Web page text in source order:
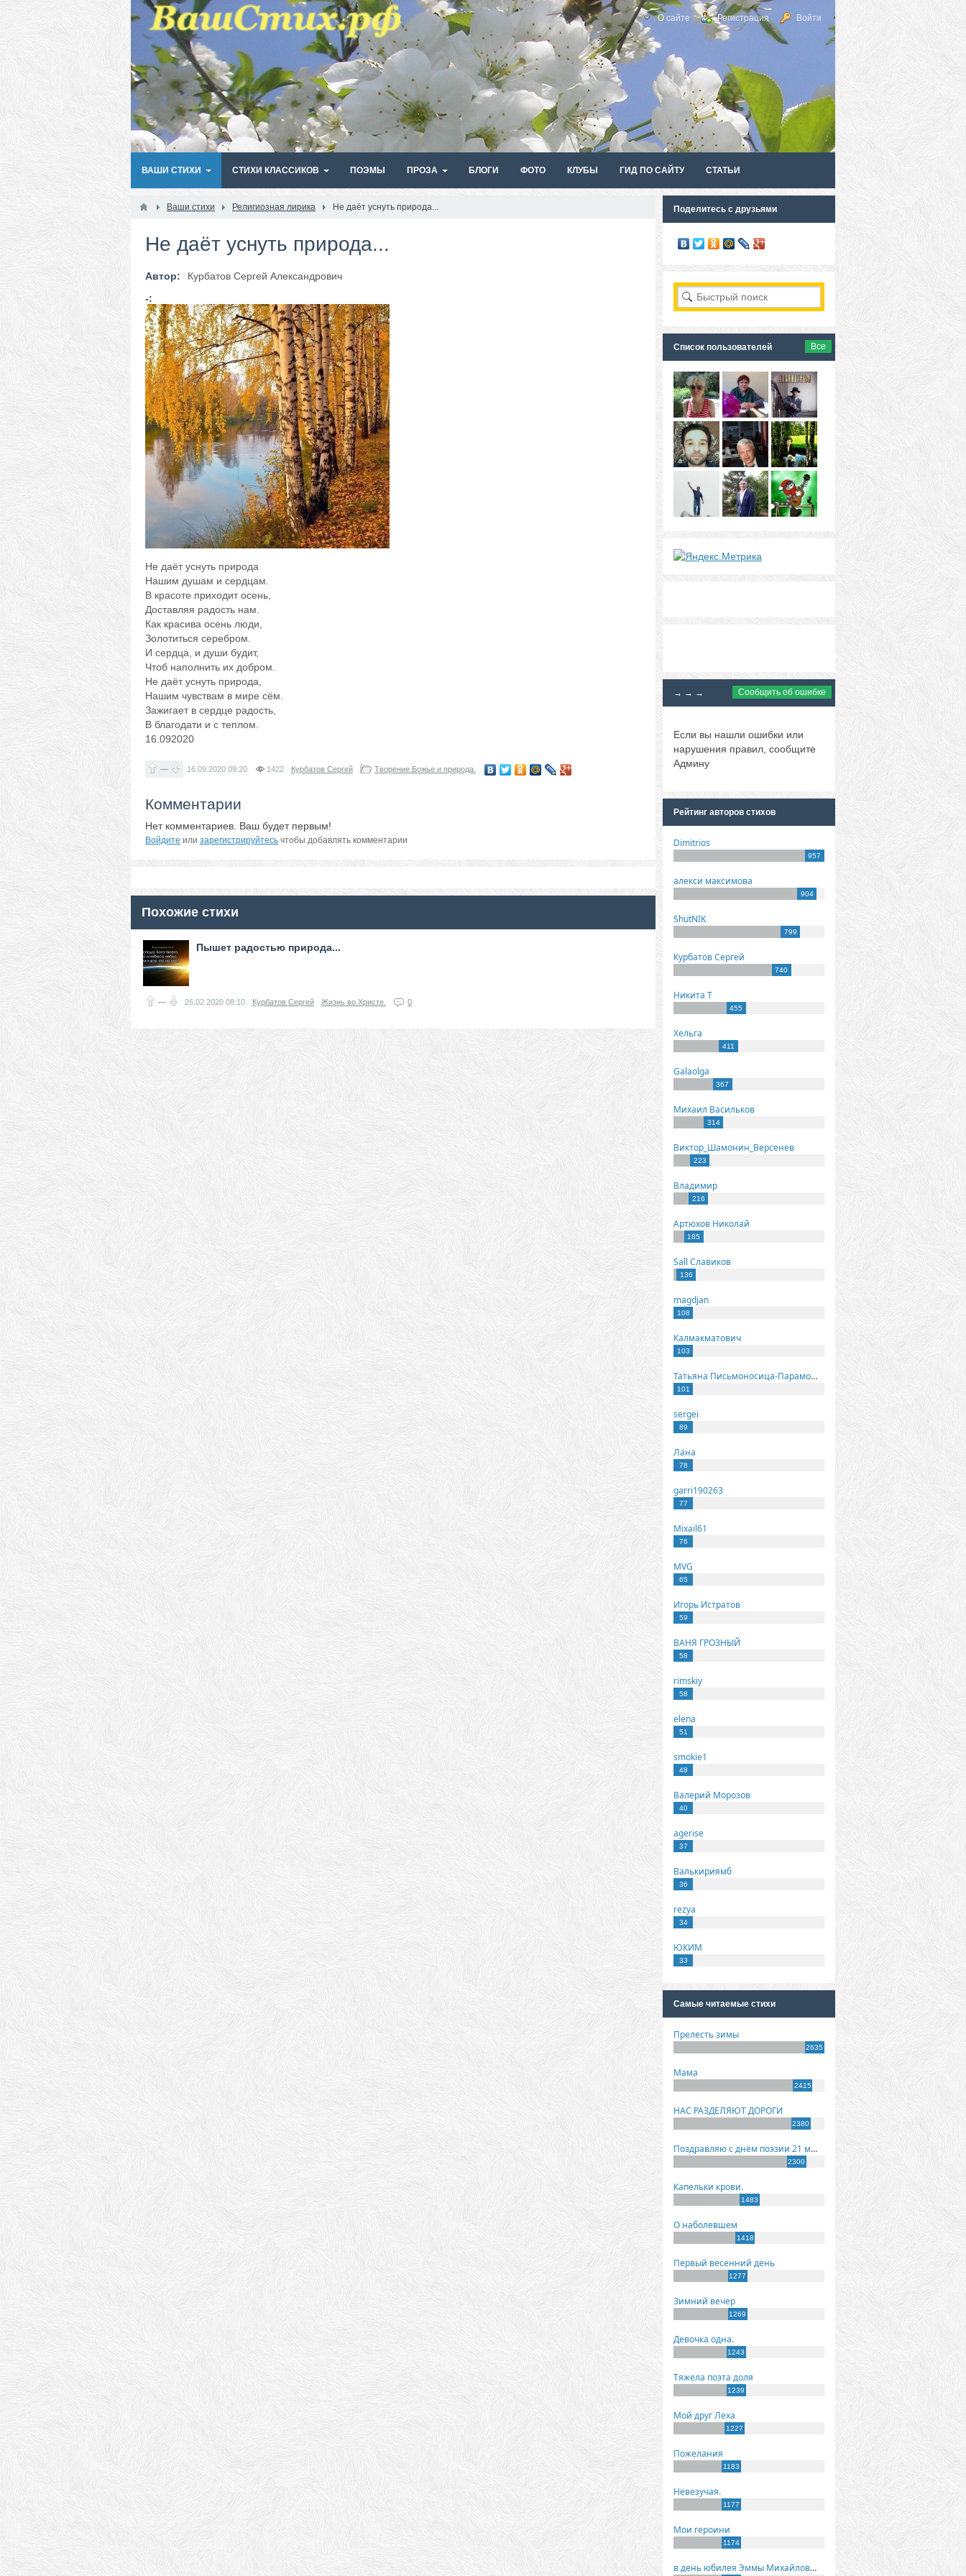
О сайте Регистрация Войти
ВАШИ СТИХИ СТИХИ КЛАССИКОВ ПОЭМЫ ПРОЗА БЛОГИ ФОТО КЛУБЫ ГИД ПО САЙТУ СТАТЬИ
Ваши стихи Религиозная лирика Не даёт уснуть природа...
Не даёт уснуть природа...
Автор:
Курбатов Сергей Александрович
-:
Не даёт уснуть природа
Нашим душам и сердцам.
В красоте приходит осень,
Доставляя радость нам.
Как красива осень люди,
Золотиться серебром.
И сердца, и души будит,
Чтоб наполнить их добром.
Не даёт уснуть природа,
Нашим чувствам в мире сём.
Зажигает в сердце радость,
В благодати и с теплом.
16.092020
— 16.09.2020 09:20 1422 Курбатов Сергей Творение Божье и природа.
Комментарии
Нет комментариев. Ваш будет первым!
Войдите или зарегистрируйтесь чтобы добавлять комментарии
Похожие стихи
Пышет радостью природа...
— 26.02.2020 08:10 Курбатов Сергей Жизнь во Христе. 0
Поделитесь с друзьями
Список пользователей Все
→ → → Сообщить об ошибке
Если вы нашли ошибки или
нарушения правил, сообщите
Админу
Рейтинг авторов стихов
Dimitrios
957
алекси максимова
904
ShutNIK
799
Курбатов Сергей
740
Никита Т
455
Хельга
411
Galaolga
367
Михаил Васильков
314
Виктор_Шамонин_Версенев
223
Владимир
216
Артюхов Николай
185
Sall Славиков
136
magdjan
108
Калмакматович
103
Татьяна Письмоносица-Парамонова
101
sergei
89
Лана
78
garri190263
77
Mixail61
76
MVG
65
Игорь Истратов
59
ВАНЯ ГРОЗНЫЙ
58
rimskiy
58
elena
51
smokie1
48
Валерий Морозов
40
agerise
37
Валькириямб
36
rezya
34
ЮКИМ
33
Самые читаемые стихи
Прелесть зимы
2635
Мама
2415
НАС РАЗДЕЛЯЮТ ДОРОГИ
2380
Поздравляю с днём поэзии 21 марта!
2300
Капельки крови.
1483
О наболевшем
1418
Первый весенний день
1277
Зимний вечер
1269
Девочка одна.
1243
Тяжела поэта доля
1239
Мой друг Леха
1227
Пожелания
1183
Невезучая.
1177
Мои героини
1174
в день юбилея Эммы Михайловны Киселевой